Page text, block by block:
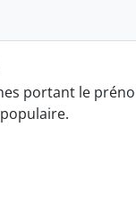
portant le